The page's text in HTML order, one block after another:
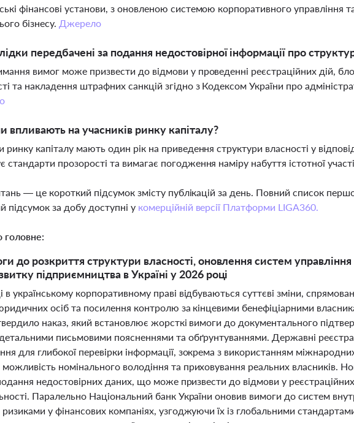
фінансові установи, з оновленою системою корпоративного управління
бізнесу. Джерело
передбачені за подання недостовірної інформації про
вимог може призвести до відмови у проведенні реєстраційних дій,
та накладення штрафних санкцій згідно з Кодексом України про
впливають на учасників ринку капіталу?
ринку капіталу мають один рік на приведення структури власності у
стандарти прозорості та вимагає погодження наміру набуття істотної
— це короткий підсумок змісту публікацій за день. Повний список
підсумок за добу доступні у комерційній версії Платформи LIGA360.
головне:
до розкриття структури власності, оновлення систем
підприємництва в Україні у 2026 році
в українському корпоративному праві відбуваються суттєві зміни,
осіб та посилення контролю за кінцевими бенефіціарними
наказ, який встановлює жорсткі вимоги до документального
письмовими поясненнями та обґрунтуваннями. Державні
для глибокої перевірки інформації, зокрема з використанням
номінального володіння та приховування реальних власників.
недостовірних даних, що може призвести до відмови у реєстраційних
Паралельно Національний банк України оновив вимоги до систем
ризиками у фінансових компаніях, узгоджуючи їх із глобальними